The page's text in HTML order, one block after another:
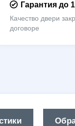
Гарантия до
Качество двери
договоре